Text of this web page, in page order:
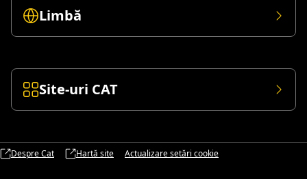
Limbă
Site-uri CAT
Despre Cat Hartă site Actualizare setări cookie